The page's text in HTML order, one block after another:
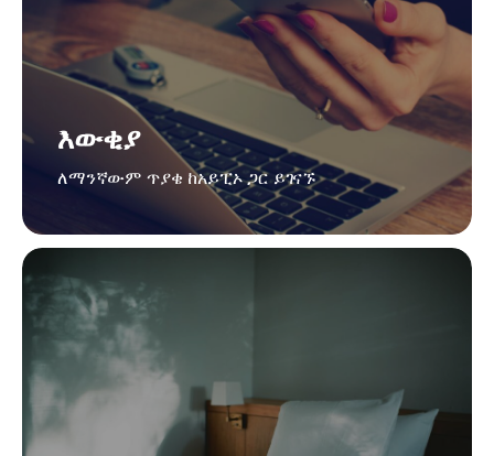
እውቂያ
ለማንኛውም ጥያቄ ከአይፒኦ ጋር ይገናኙ